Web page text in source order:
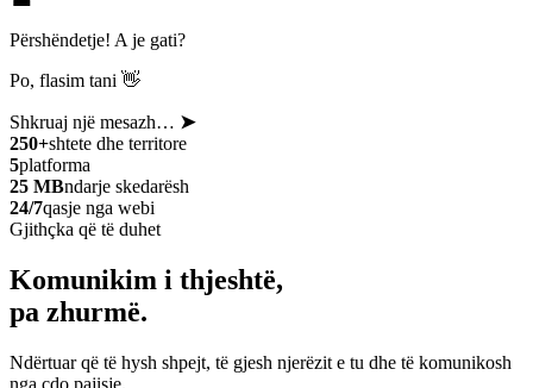
Përshëndetje! A je gati?
Po, flasim tani 👋
Shkruaj një mesazh… ➤
250+shtete dhe territore
5platforma
25 MBndarje skedarësh
24/7qasje nga webi
Gjithçka që të duhet
Komunikim i thjeshtë,
pa zhurmë.
Ndërtuar që të hysh shpejt, të gjesh njerëzit e tu dhe të komunikosh
nga çdo pajisje.